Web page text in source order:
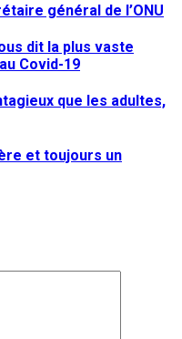
général de l’ONU
dit la plus vaste
Covid-19
que les adultes,
et toujours un